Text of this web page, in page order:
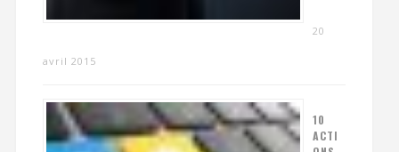
20
avril 2015
10
ACTI